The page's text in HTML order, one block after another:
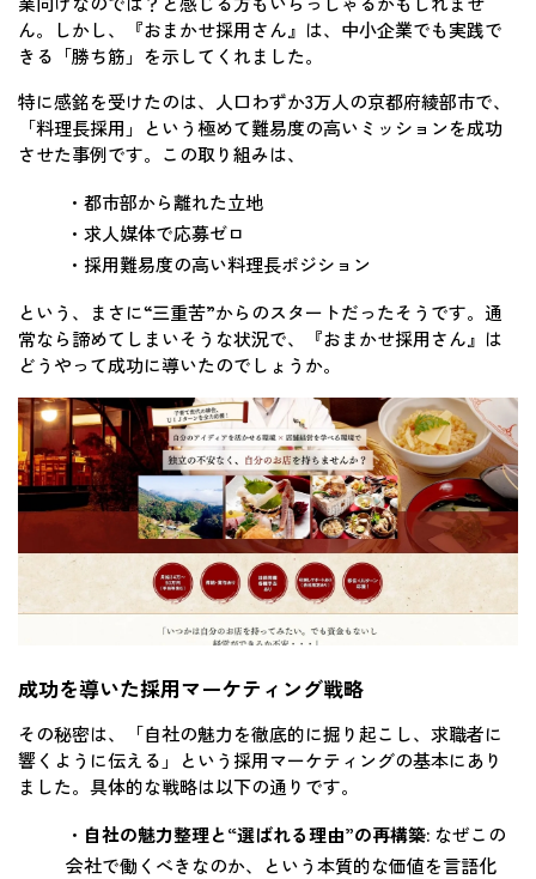
ん。しかし、『おまかせ採用さん』は、中小企業でも実践で
きる「勝ち筋」を示してくれました。
特に感銘を受けたのは、人口わずか3万人の京都府綾部市で、
「料理長採用」という極めて難易度の高いミッションを成功
させた事例です。この取り組みは、
・都市部から離れた立地
・求人媒体で応募ゼロ
・採用難易度の高い料理長ポジション
という、まさに“三重苦”からのスタートだったそうです。通
常なら諦めてしまいそうな状況で、『おまかせ採用さん』は
どうやって成功に導いたのでしょうか。
成功を導いた採用マーケティング戦略
その秘密は、「自社の魅力を徹底的に掘り起こし、求職者に
響くように伝える」という採用マーケティングの基本にあり
ました。具体的な戦略は以下の通りです。
・ 自社の魅力整理と“選ばれる理由”の再構築: なぜこの
会社で働くべきなのか、という本質的な価値を言語化